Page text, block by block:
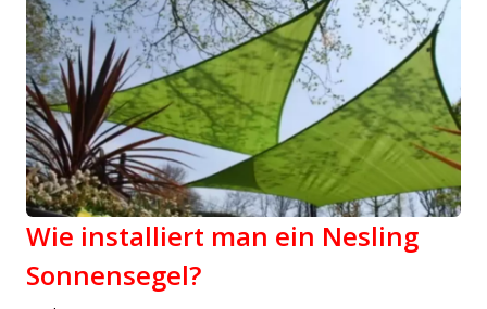
Wie installiert man ein Nesling
Sonnensegel?